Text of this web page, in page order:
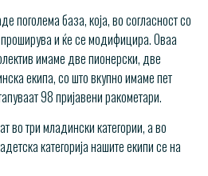
поголема база, која, во согласност со
и ќе се модифицира. Оваа
имаме две пионерски, две
екипа, со што вкупно имаме пет
98 пријавени ракометари.
во три младински категории, а во
категорија нашите екипи се на